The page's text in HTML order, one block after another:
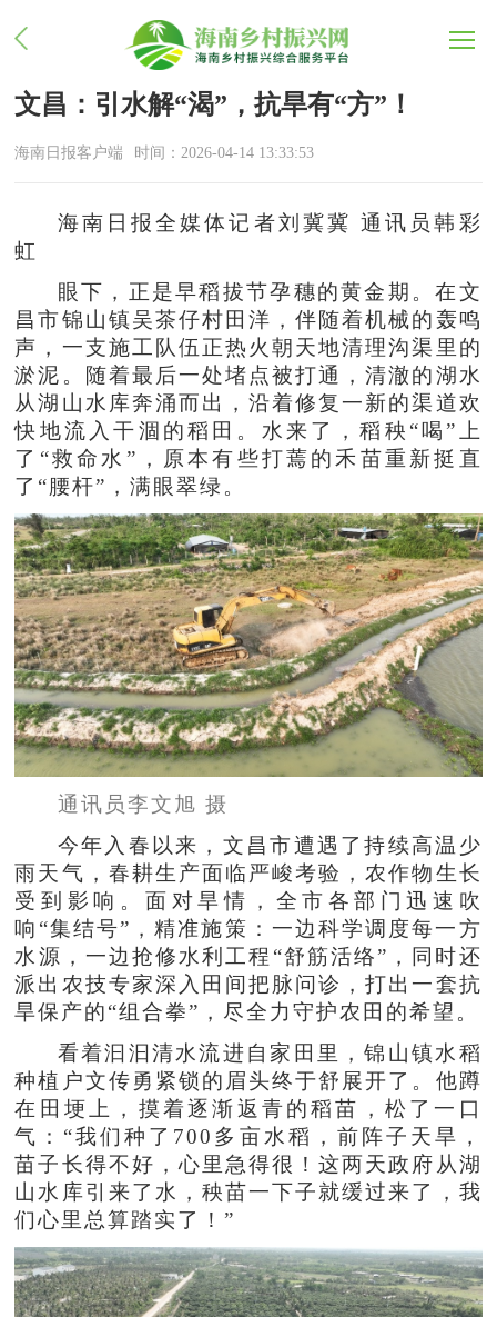
文昌：引水解“渴”，抗旱有“方”！
海南日报客户端 时间：2026-04-14 13:33:53
海南日报全媒体记者刘冀冀 通讯员韩彩
虹
眼下，正是早稻拔节孕穗的黄金期。在文
昌市锦山镇吴茶仔村田洋，伴随着机械的轰鸣
声，一支施工队伍正热火朝天地清理沟渠里的
淤泥。随着最后一处堵点被打通，清澈的湖水
从湖山水库奔涌而出，沿着修复一新的渠道欢
快地流入干涸的稻田。水来了，稻秧“喝”上
了“救命水”，原本有些打蔫的禾苗重新挺直
了“腰杆”，满眼翠绿。
通讯员李文旭 摄
今年入春以来，文昌市遭遇了持续高温少
雨天气，春耕生产面临严峻考验，农作物生长
受到影响。面对旱情，全市各部门迅速吹
响“集结号”，精准施策：一边科学调度每一方
水源，一边抢修水利工程“舒筋活络”，同时还
派出农技专家深入田间把脉问诊，打出一套抗
旱保产的“组合拳”，尽全力守护农田的希望。
看着汩汩清水流进自家田里，锦山镇水稻
种植户文传勇紧锁的眉头终于舒展开了。他蹲
在田埂上，摸着逐渐返青的稻苗，松了一口
气：“我们种了700多亩水稻，前阵子天旱，
苗子长得不好，心里急得很！这两天政府从湖
山水库引来了水，秧苗一下子就缓过来了，我
们心里总算踏实了！”